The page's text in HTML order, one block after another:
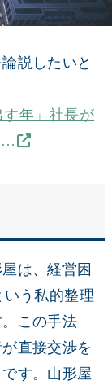
説したいと
す年」社長が
…
は、経営困
う私的整理
この手法
直接交渉を
す。山形屋